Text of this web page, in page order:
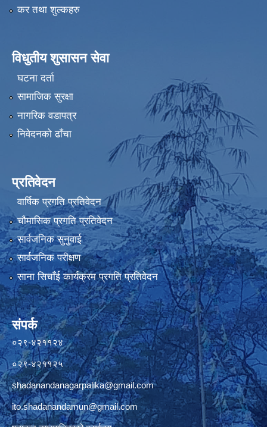
कर तथा शुल्कहरु
विधुतीय शुसासन सेवा
घटना दर्ता
सामाजिक सुरक्षा
नागरिक वडापत्र
निवेदनको ढाँचा
प्रतिवेदन
वार्षिक प्रगति प्रतिवेदन
चौमासिक प्रगति प्रतिवेदन
सार्वजनिक सुनुवाई
सार्वजनिक परीक्षण
साना सिचाँई कार्यक्रम प्रगति प्रतिवेदन
संपर्क
०२९-४२११२४
०२९-४२११२५
shadanandanagarpalika@gmail.com
ito.shadanandamun@gmail.com